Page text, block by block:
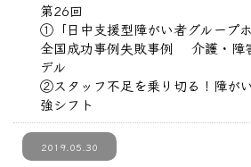
第26回
①「日中支援型障がい者グループ
全国成功事例失敗事例 介護・障
デル
②スタッフ不足を乗り切る！障が
強シフト
2019.05.30